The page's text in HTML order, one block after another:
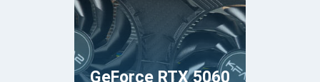
GeForce RTX 5060